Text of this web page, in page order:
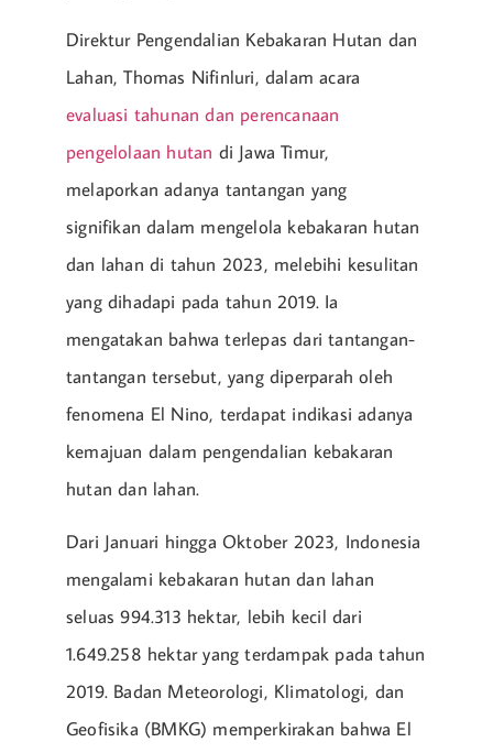
Direktur Pengendalian Kebakaran Hutan dan
Lahan, Thomas Nifinluri, dalam acara
evaluasi tahunan dan perencanaan
pengelolaan hutan di Jawa Timur,
melaporkan adanya tantangan yang
signifikan dalam mengelola kebakaran hutan
dan lahan di tahun 2023, melebihi kesulitan
yang dihadapi pada tahun 2019. Ia
mengatakan bahwa terlepas dari tantangan-
tantangan tersebut, yang diperparah oleh
fenomena El Nino, terdapat indikasi adanya
kemajuan dalam pengendalian kebakaran
hutan dan lahan.
Dari Januari hingga Oktober 2023, Indonesia
mengalami kebakaran hutan dan lahan
seluas 994.313 hektar, lebih kecil dari
1.649.258 hektar yang terdampak pada tahun
2019. Badan Meteorologi, Klimatologi, dan
Geofisika (BMKG) memperkirakan bahwa El